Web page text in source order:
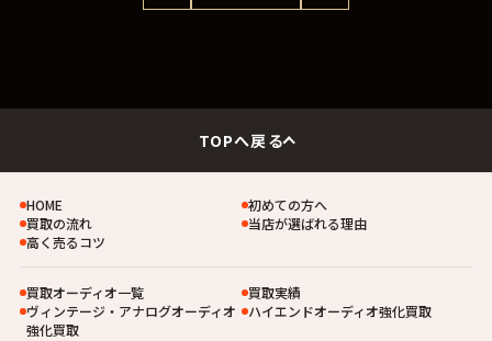
TOPへ戻る
HOME
初めての方へ
買取の流れ
当店が選ばれる理由
高く売るコツ
買取オーディオ一覧
買取実績
ヴィンテージ・アナログオーディオ
強化買取
ハイエンドオーディオ強化買取